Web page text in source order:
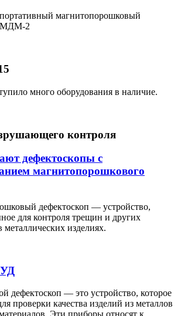
магнитопорошковый
МДМ-2
много оборудования в наличие.
контроля
дефектоскопы с
магнитопорошкового
дефектоскоп — устройство,
для контроля трещин и других
металлических изделиях.
УД
дефектоскоп — это устройство, которое
проверки качества изделий из металлов